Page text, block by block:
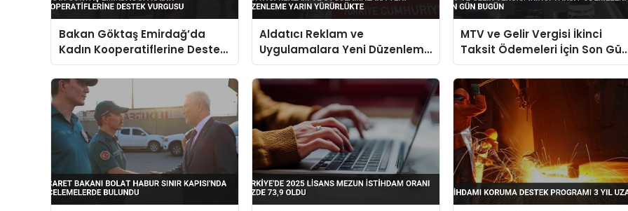
Bakan Göktaş Emirdağ’da
Kadın Kooperatiflerine Destek
Vurgusu
Aldatıcı Reklam ve
Uygulamalara Yeni Düzenleme
Yarın Yürürlükte
MTV ve Gelir Vergisi İkinci
Taksit Ödemeleri İçin Son
Bugün